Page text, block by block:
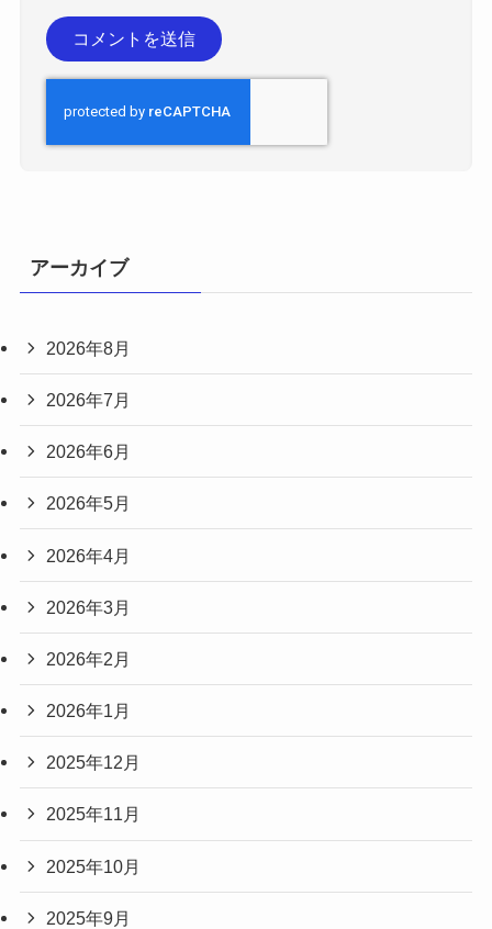
アーカイブ
2026年8月
2026年7月
2026年6月
2026年5月
2026年4月
2026年3月
2026年2月
2026年1月
2025年12月
2025年11月
2025年10月
2025年9月